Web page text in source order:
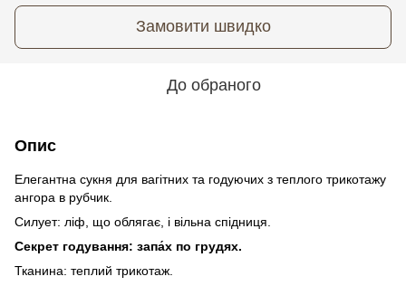
Замовити швидко
До обраного
Опис
Елегантна сукня для вагітних та годуючих з теплого трикотажу
ангора в рубчик.
Силует: ліф, що облягає, і вільна спідниця.
Секрет годування: запа́х по грудях.
Тканина: теплий трикотаж.